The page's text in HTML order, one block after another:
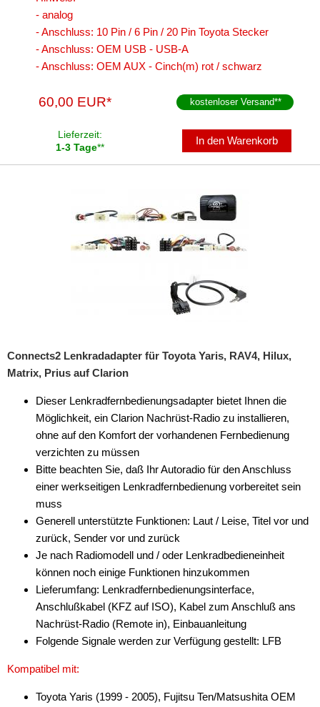
- analog
- Anschluss: 10 Pin / 6 Pin / 20 Pin Toyota Stecker
- Anschluss: OEM USB - USB-A
- Anschluss: OEM AUX - Cinch(m) rot / schwarz
60,00 EUR* kostenloser Versand**
Lieferzeit:
1-3 Tage**
In den Warenkorb
Connects2 Lenkradadapter für Toyota Yaris, RAV4, Hilux,
Matrix, Prius auf Clarion
Dieser Lenkradfernbedienungsadapter bietet Ihnen die
Möglichkeit, ein Clarion Nachrüst-Radio zu installieren,
ohne auf den Komfort der vorhandenen Fernbedienung
verzichten zu müssen
Bitte beachten Sie, daß Ihr Autoradio für den Anschluss
einer werkseitigen Lenkradfernbedienung vorbereitet sein
muss
Generell unterstützte Funktionen: Laut / Leise, Titel vor und
zurück, Sender vor und zurück
Je nach Radiomodell und / oder Lenkradbedieneinheit
können noch einige Funktionen hinzukommen
Lieferumfang: Lenkradfernbedienungsinterface,
Anschlußkabel (KFZ auf ISO), Kabel zum Anschluß ans
Nachrüst-Radio (Remote in), Einbauanleitung
Folgende Signale werden zur Verfügung gestellt: LFB
Kompatibel mit:
Toyota Yaris (1999 - 2005), Fujitsu Ten/Matsushita OEM